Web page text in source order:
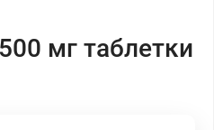
мг таблетки